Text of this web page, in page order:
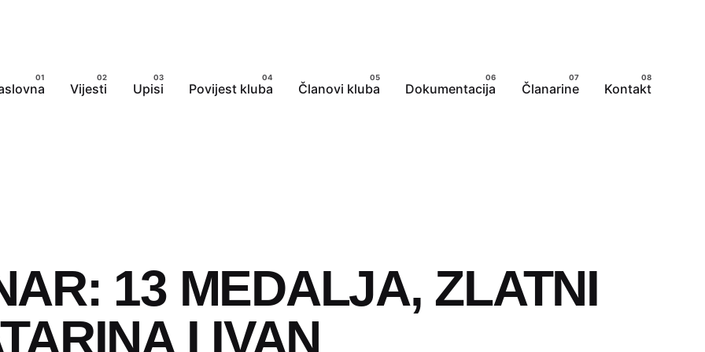
Vijesti Upisi Povijest kluba Članovi kluba Dokumentacija Članarine Kontakt
13 MEDALJA, ZLATNI
I IVAN